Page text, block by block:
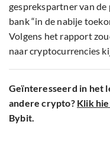
gesprekspartner van
bank “in de nabije
Volgens het rapport
naar cryptocurrencies
Geïnteresseerd in het
andere crypto? Klik
Bybit.